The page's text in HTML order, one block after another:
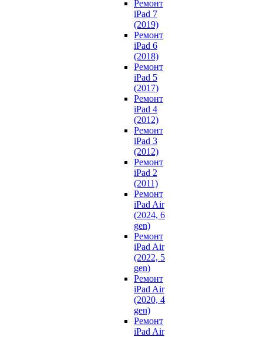
Ремонт
iPad 7
(2019)
Ремонт
iPad 6
(2018)
Ремонт
iPad 5
(2017)
Ремонт
iPad 4
(2012)
Ремонт
iPad 3
(2012)
Ремонт
iPad 2
(2011)
Ремонт
iPad Air
(2024, 6
gen)
Ремонт
iPad Air
(2022, 5
gen)
Ремонт
iPad Air
(2020, 4
gen)
Ремонт
iPad Air